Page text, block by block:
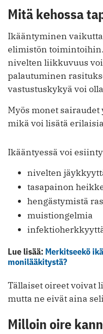
Mitä kehossa
Ikääntyminen
elimistön
nivelten liikkuvuus
palautuminen
vastustuskykyä voi
Myös monet
mikä voi lisätä
Ikääntyessä voi
nivelten
tasapainon
hengästymistä
muistiongelmia
Lue lisää: Merkitseekö
monilääkitystä?
Tällaiset oireet voivat
mutta ne eivät aina
Milloin oire